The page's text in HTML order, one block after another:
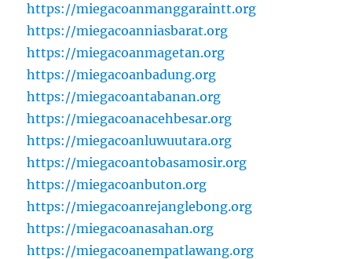
https://miegacoanmanggaraintt.org
https://miegacoanniasbarat.org
https://miegacoanmagetan.org
https://miegacoanbadung.org
https://miegacoantabanan.org
https://miegacoanacehbesar.org
https://miegacoanluwuutara.org
https://miegacoantobasamosir.org
https://miegacoanbuton.org
https://miegacoanrejanglebong.org
https://miegacoanasahan.org
https://miegacoanempatlawang.org